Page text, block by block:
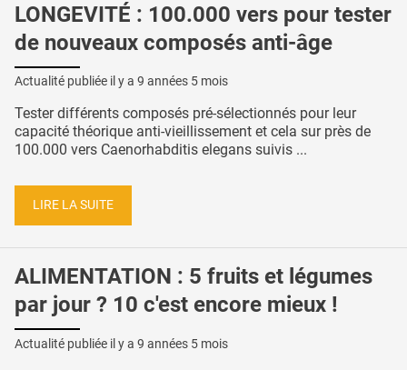
LONGEVITÉ : 100.000 vers pour tester
de nouveaux composés anti-âge
Actualité publiée il y a 9 années 5 mois
Tester différents composés pré-sélectionnés pour leur
capacité théorique anti-vieillissement et cela sur près de
100.000 vers Caenorhabditis elegans suivis ...
LIRE LA SUITE
ALIMENTATION : 5 fruits et légumes
par jour ? 10 c'est encore mieux !
Actualité publiée il y a 9 années 5 mois